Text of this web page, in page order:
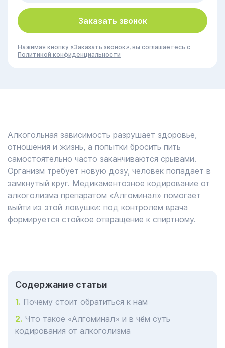
Заказать звонок
Нажимая кнопку «Заказать звонок», вы соглашаетесь с
Политикой конфиденциальности
Алкогольная зависимость разрушает здоровье,
отношения и жизнь, а попытки бросить пить
самостоятельно часто заканчиваются срывами.
Организм требует новую дозу, человек попадает в
замкнутый круг. Медикаментозное кодирование от
алкоголизма препаратом «Алгоминал» помогает
выйти из этой ловушки: под контролем врача
формируется стойкое отвращение к спиртному.
Cодержание статьи
Почему стоит обратиться к нам
Что такое «Алгоминал» и в чём суть
кодирования от алкоголизма